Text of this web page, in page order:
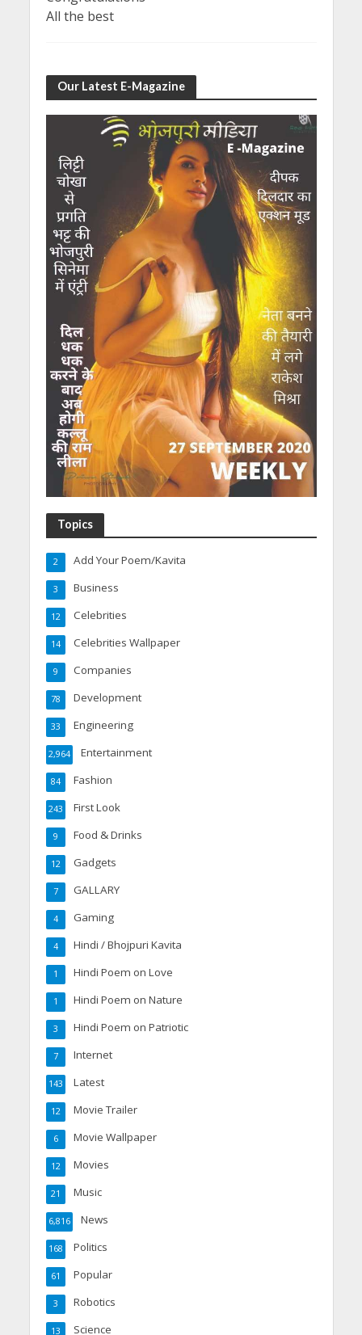
All the best
Our Latest E-Magazine
Topics
Add Your Poem/Kavita
2
Business
3
Celebrities
12
Celebrities Wallpaper
14
Companies
9
Development
78
Engineering
33
Entertainment
2,964
Fashion
84
First Look
243
Food & Drinks
9
Gadgets
12
GALLARY
7
Gaming
4
Hindi / Bhojpuri Kavita
4
Hindi Poem on Love
1
Hindi Poem on Nature
1
Hindi Poem on Patriotic
3
Internet
7
Latest
143
Movie Trailer
12
Movie Wallpaper
6
Movies
12
Music
21
News
6,816
Politics
168
Popular
61
Robotics
3
Science
13